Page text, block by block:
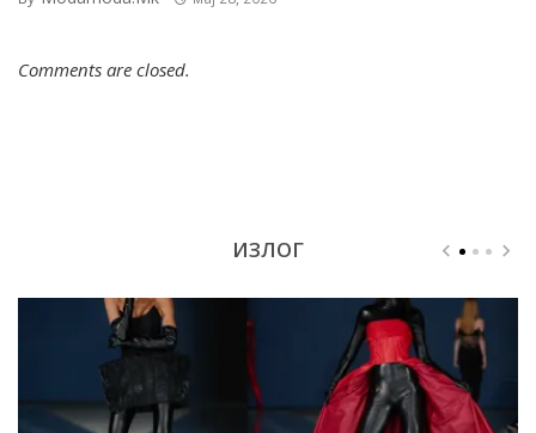
Comments are closed.
ИЗЛОГ